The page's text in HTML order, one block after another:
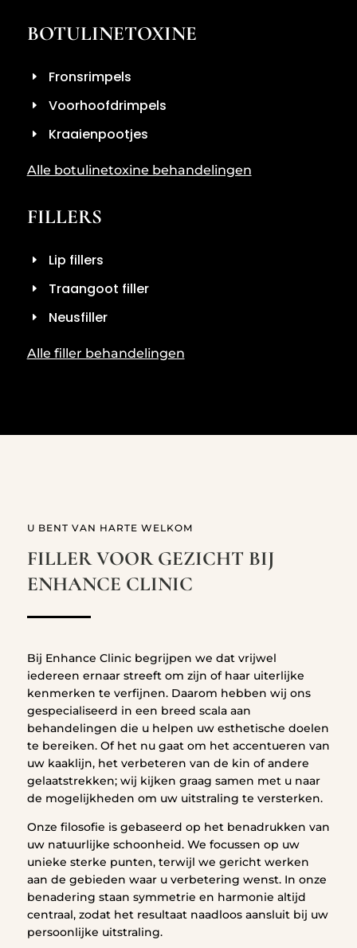
BOTULINETOXINE
Fronsrimpels
Voorhoofdrimpels
Kraaienpootjes
Alle botulinetoxine behandelingen
FILLERS
Lip fillers
Traangoot filler
Neusfiller
Alle filler behandelingen
U BENT VAN HARTE WELKOM
FILLER VOOR GEZICHT BIJ
ENHANCE CLINIC
Bij Enhance Clinic begrijpen we dat vrijwel
iedereen ernaar streeft om zijn of haar uiterlijke
kenmerken te verfijnen. Daarom hebben wij ons
gespecialiseerd in een breed scala aan
behandelingen die u helpen uw esthetische doelen
te bereiken. Of het nu gaat om het accentueren van
uw kaaklijn, het verbeteren van de kin of andere
gelaatstrekken; wij kijken graag samen met u naar
de mogelijkheden om uw uitstraling te versterken.
Onze filosofie is gebaseerd op het benadrukken van
uw natuurlijke schoonheid. We focussen op uw
unieke sterke punten, terwijl we gericht werken
aan de gebieden waar u verbetering wenst. In onze
benadering staan symmetrie en harmonie altijd
centraal, zodat het resultaat naadloos aansluit bij uw
persoonlijke uitstraling.